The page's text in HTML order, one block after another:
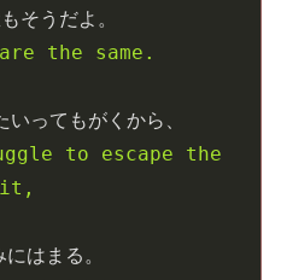
そうだよ。
the same.
ってもがくから、
to escape the
はまる。